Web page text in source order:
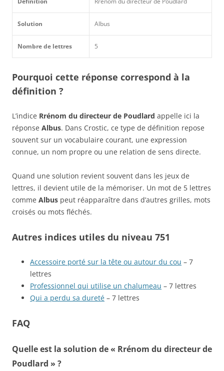
Solution Albus
Nombre de lettres 5
Pourquoi cette réponse correspond à la
définition ?
L’indice Rrénom du directeur de Poudlard appelle ici la
réponse Albus. Dans Crostic, ce type de définition repose
souvent sur un vocabulaire courant, une expression
connue, un nom propre ou une relation de sens directe.
Quand une solution revient souvent dans les jeux de
lettres, il devient utile de la mémoriser. Un mot de 5 lettres
comme Albus peut réapparaître dans d’autres grilles, mots
croisés ou mots fléchés.
Autres indices utiles du niveau 751
Accessoire porté sur la tête ou autour du cou – 7
lettres
Professionnel qui utilise un chalumeau – 7 lettres
Qui a perdu sa dureté – 7 lettres
FAQ
Quelle est la solution de « Rrénom du directeur de
Poudlard » ?